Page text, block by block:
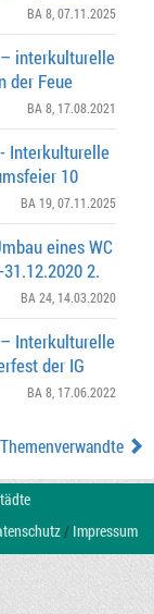
BA 8 , 07.11.2025
interkulturelle
der Feue
BA 8 , 17.08.2021
Interkulturelle
10
BA 19 , 07.11.2025
eines WC
2.
BA 24 , 14.03.2020
Interkulturelle
der IG
BA 8 , 17.06.2022
/ Impressum